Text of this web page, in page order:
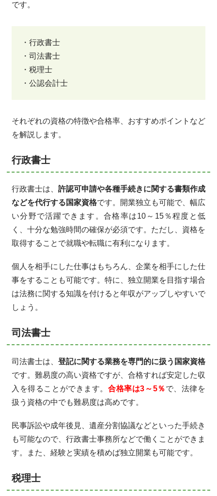
です。
・行政書士
・司法書士
・税理士
・公認会計士
それぞれの資格の特徴や合格率、おすすめポイントなど
を解説します。
行政書士
行政書士は、 許認可申請や各種手続きに関する書類作成
などを代行する国家資格です。開業独立も可能で、幅広
い分野で活躍できます。合格率は10～15％程度と低
く、十分な勉強時間の確保が必須です。ただし、資格を
取得することで就職や転職に有利になります。
個人を相手にした仕事はもちろん、企業を相手にした仕
事をすることも可能です。特に、独立開業を目指す場合
は法務に関する知識を付けると年収がアップしやすいで
しょう。
司法書士
司法書士は、 登記に関する業務を専門的に扱う国家資格
です。難易度の高い資格ですが、合格すれば安定した収
入を得ることができます。 合格率は3～5％ で、法律を
扱う資格の中でも難易度は高めです。
民事訴訟や成年後見、遺産分割協議などといった手続き
も可能なので、行政書士事務所などで働くことができま
す。また、経験と実績を積めば独立開業も可能です。
税理士